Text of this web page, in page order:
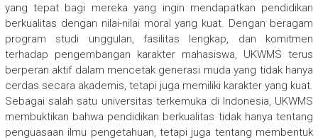
yang tepat bagi mereka yang ingin mendapatkan pendidikan
berkualitas dengan nilai-nilai moral yang kuat. Dengan beragam
program studi unggulan, fasilitas lengkap, dan komitmen
terhadap pengembangan karakter mahasiswa, UKWMS terus
berperan aktif dalam mencetak generasi muda yang tidak hanya
cerdas secara akademis, tetapi juga memiliki karakter yang kuat.
Sebagai salah satu universitas terkemuka di Indonesia, UKWMS
membuktikan bahwa pendidikan berkualitas tidak hanya tentang
penguasaan ilmu pengetahuan, tetapi juga tentang membentuk